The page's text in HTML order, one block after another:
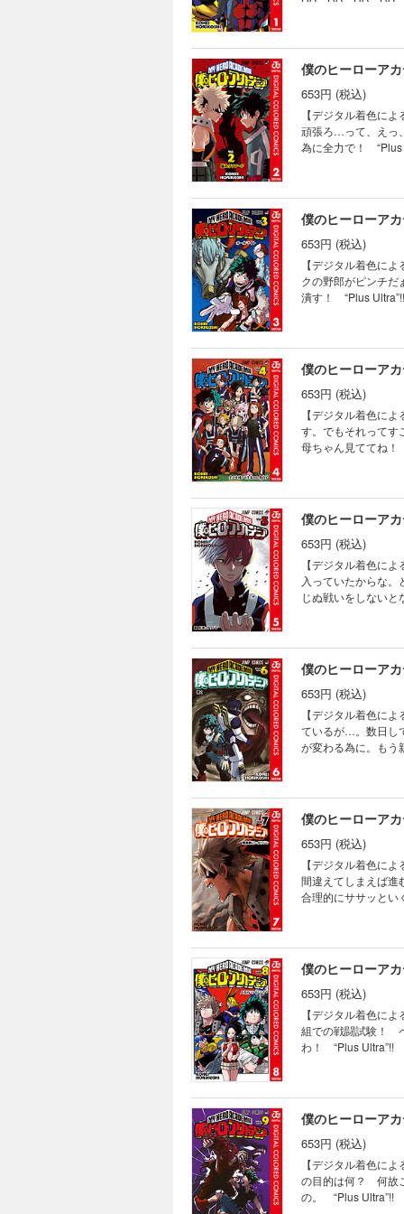
僕のヒーローア
653円 (税込)
【デジタル着色に
頑張ろ…って、えっ
為に全力で！ “Plus
僕のヒーローア
653円 (税込)
【デジタル着色に
クの野郎がピンチ
潰す！ “Plus Ultra”!!
僕のヒーローア
653円 (税込)
【デジタル着色に
す。でもそれって
母ちゃん見ててね
僕のヒーローア
653円 (税込)
【デジタル着色に
入っていたからな
じぬ戦いをしない
僕のヒーローア
653円 (税込)
【デジタル着色に
ているが…。数日し
が変わる為に。も
僕のヒーローア
653円 (税込)
【デジタル着色に
間違えてしまえば進
合理的にササッと
僕のヒーローア
653円 (税込)
【デジタル着色に
組での戦闘試験！
わ！ “Plus Ultra”!!
僕のヒーローア
653円 (税込)
【デジタル着色に
の目的は何？ 何故
の。 “Plus Ultra”!!